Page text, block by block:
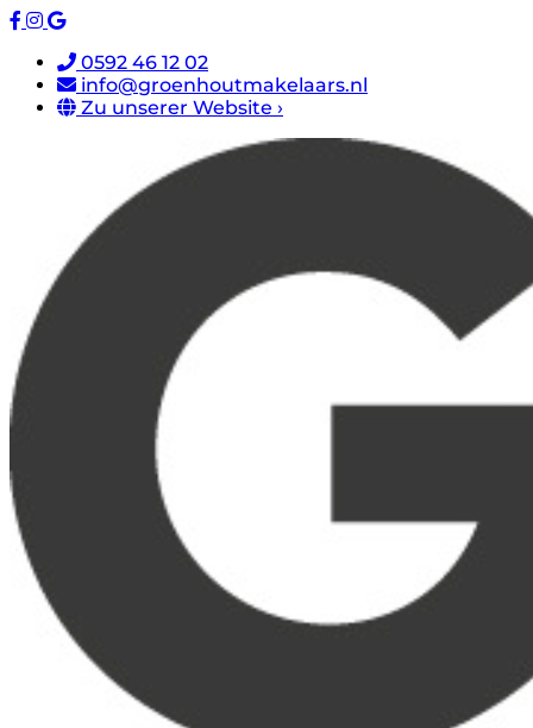
0592 46 12 02
info@groenhoutmakelaars.nl
Zu unserer Website ›